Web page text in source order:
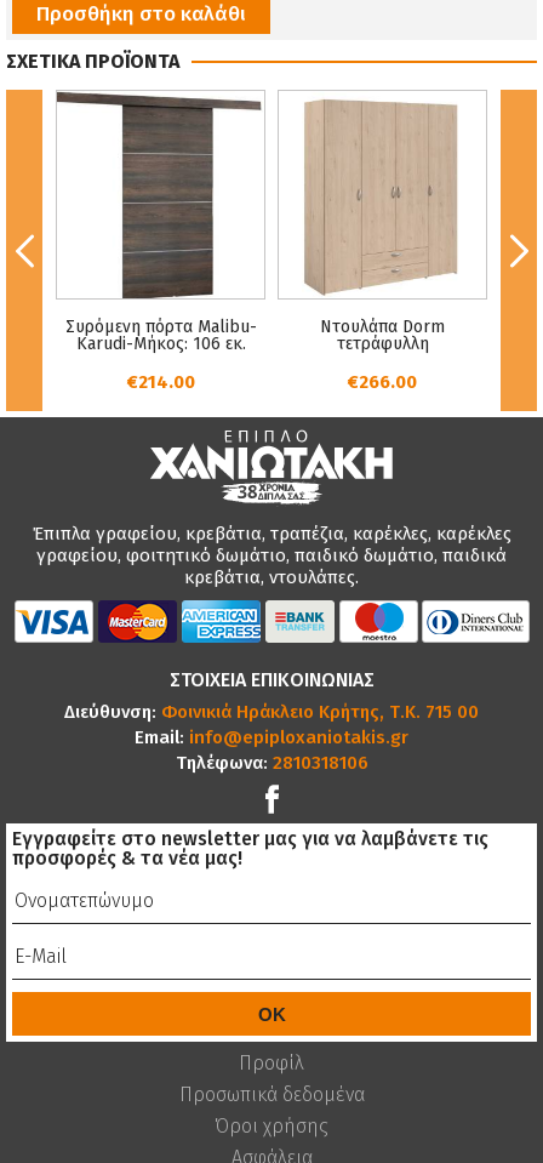
Προσθήκη στο καλάθι
ΣΧΕΤΙΚΑ ΠΡΟΪΟΝΤΑ
Συρόμενη πόρτα Malibu-
Karudi-Μήκος: 106 εκ.
€214.00
Ντουλάπα Dorm
τετράφυλλη
€266.00
Έπιπλα γραφείου, κρεβάτια, τραπέζια, καρέκλες, καρέκλες
γραφείου, φοιτητικό δωμάτιο, παιδικό δωμάτιο, παιδικά
κρεβάτια, ντουλάπες.
ΣΤΟΙΧΕΙΑ ΕΠΙΚΟΙΝΩΝΙΑΣ
Διεύθυνση: Φοινικιά Ηράκλειο Κρήτης, Τ.Κ. 715 00
Email: info@epiploxaniotakis.gr
Τηλέφωνα: 2810318106
Εγγραφείτε στο newsletter μας για να λαμβάνετε τις
προσφορές & τα νέα μας!
Προφίλ
Προσωπικά δεδομένα
Όροι χρήσης
Ασφάλεια